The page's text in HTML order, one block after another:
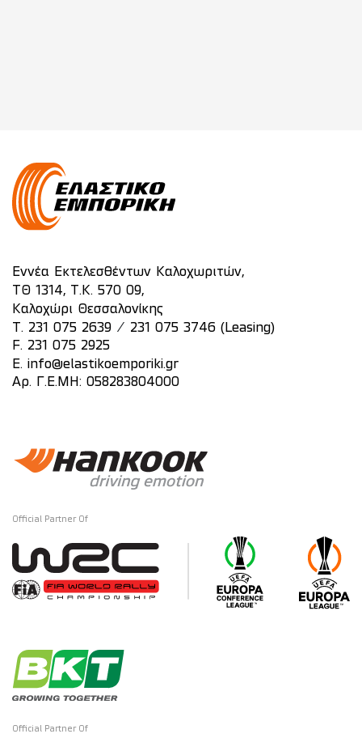
Εννέα Εκτελεσθέντων Καλοχωριτών,
ΤΘ 1314, Τ.Κ. 570 09,
Καλοχώρι Θεσσαλονίκης
T. 231 075 2639 /
231 075 3746 (Leasing)
F. 231 075 2925
E.
info@elastikoemporiki.gr
Αρ. Γ.Ε.ΜΗ: 058283804000
Official Partner Of
Official Partner Of